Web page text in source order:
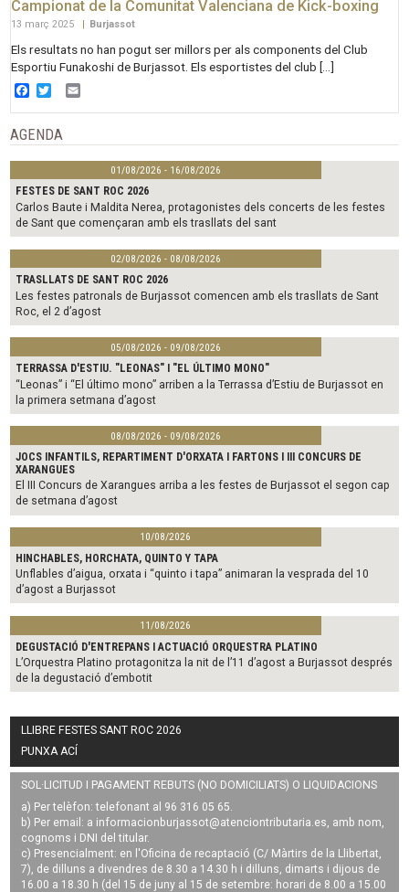
Campionat de la Comunitat Valenciana de Kick-boxing
13 març 2025 | Burjassot
Els resultats no han pogut ser millors per als components del Club
Esportiu Funakoshi de Burjassot. Els esportistes del club […]
Facebook
Twitter
AGENDA
01/08/2026 - 16/08/2026
FESTES DE SANT ROC 2026
Carlos Baute i Maldita Nerea, protagonistes dels concerts de les festes
de Sant que començaran amb els trasllats del sant
02/08/2026 - 08/08/2026
TRASLLATS DE SANT ROC 2026
Les festes patronals de Burjassot comencen amb els trasllats de Sant
Roc, el 2 d’agost
05/08/2026 - 09/08/2026
TERRASSA D'ESTIU. "LEONAS" I "EL ÚLTIMO MONO"
“Leonas” i “El último mono” arriben a la Terrassa d’Estiu de Burjassot en
la primera setmana d’agost
08/08/2026 - 09/08/2026
JOCS INFANTILS, REPARTIMENT D'ORXATA I FARTONS I III CONCURS DE
XARANGUES
El III Concurs de Xarangues arriba a les festes de Burjassot el segon cap
de setmana d’agost
10/08/2026
HINCHABLES, HORCHATA, QUINTO Y TAPA
Unflables d’aigua, orxata i “quinto i tapa” animaran la vesprada del 10
d’agost a Burjassot
11/08/2026
DEGUSTACIÓ D'ENTREPANS I ACTUACIÓ ORQUESTRA PLATINO
L’Orquestra Platino protagonitza la nit de l’11 d’agost a Burjassot després
de la degustació d’embotit
LLIBRE FESTES SANT ROC 2026
PUNXA ACÍ
SOL·LICITUD I PAGAMENT REBUTS (NO DOMICILIATS) O LIQUIDACIONS
a) Per telèfon: telefonant al 96 316 05 65.
b) Per email: a informacionburjassot@atenciontributaria.es , amb nom,
cognoms i DNI del titular.
c) Presencialment: en l'Oficina de recaptació (C/ Màrtirs de la Llibertat,
7), de dilluns a divendres de 8.30 a 14.30 h i dilluns, dimarts i dijous de
16.00 a 18.30 h (del 15 de juny al 15 de setembre: horari de 8.00 a 15.00